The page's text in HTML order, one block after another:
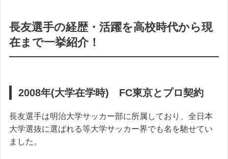
長友選手の経歴・活躍を高校時代から現
在まで一挙紹介！
2008年(大学在学時) FC東京とプロ契約
長友選手は明治大学サッカー部に所属しており、全日本
大学選抜に選ばれる等大学サッカー界でも名を馳せてい
ました。